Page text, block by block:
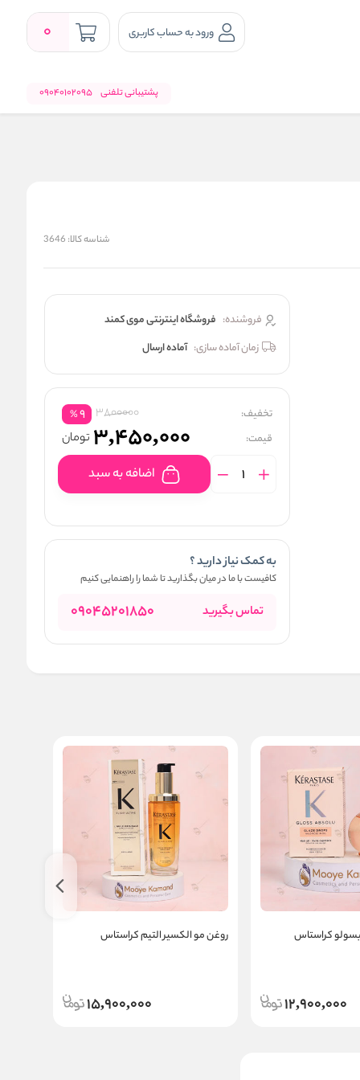
ورود به حساب کاربری 0
پشتیبانی تلفنی 09040102095
شناسه کالا: 3646
فروشنده: فروشگاه اینترنتی موی کمند
زمان آماده سازی: آماده ارسال
تخفیف: 3800000
9
%
قیمت: 3,450,000 تومان
اضافه به سبد
به کمک نیاز دارید ؟
کافیست با ما در میان بگذارید تا شما را راهنمایی کنیم
تماس بگیرید 09045201850
کراستاس
12,900,000
روغن مو الکسیر التیم کراستاس
15,900,000